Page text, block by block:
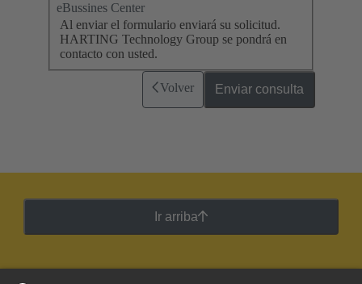
eBussines Center
Al enviar el formulario enviará su solicitud.
HARTING Technology Group se pondrá en
contacto con usted.
Volver Enviar consulta
Ir arriba